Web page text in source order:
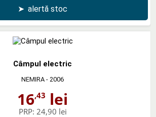
➤ alertă stoc
Câmpul electric
NEMIRA - 2006
16,43 lei
PRP: 24,90 lei